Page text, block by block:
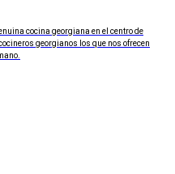
cocina georgiana en el centro de
georgianos los que nos ofrecen